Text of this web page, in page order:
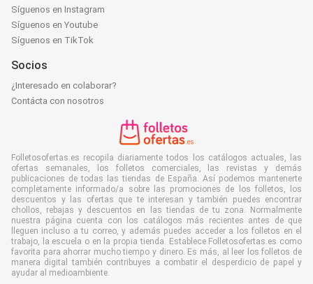
Síguenos en Instagram
Síguenos en Youtube
Síguenos en TikTok
Socios
¿Interesado en colaborar?
Contácta con nosotros
Folletosofertas.es recopila diariamente todos los catálogos actuales, las
ofertas semanales, los folletos comerciales, las revistas y demás
publicaciones de todas las tiendas de España. Así podemos mantenerte
completamente informado/a sobre las promociones de los folletos, los
descuentos y las ofertas que te interesan y también puedes encontrar
chollos, rebajas y descuentos en las tiendas de tu zona. Normalmente
nuestra página cuenta con los catálogos más recientes antes de que
lleguen incluso a tu correo, y además puedes acceder a los folletos en el
trabajo, la escuela o en la propia tienda. Establece Folletosofertas.es como
favorita para ahorrar mucho tiempo y dinero. Es más, al leer los folletos de
manera digital también contribuyes a combatir el desperdicio de papel y
ayudar al medioambiente.